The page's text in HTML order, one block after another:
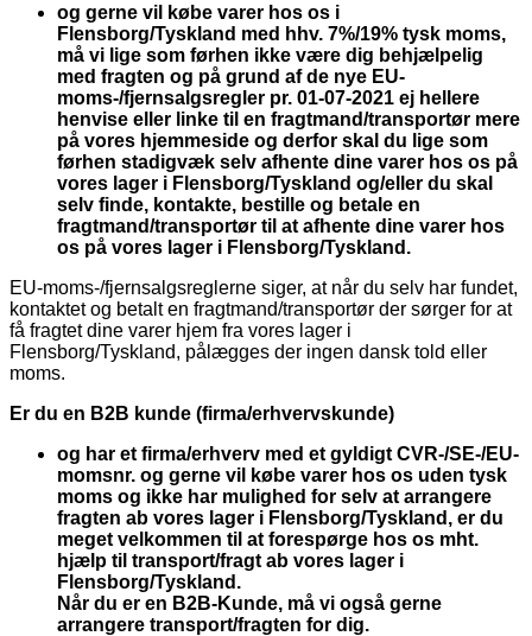
og gerne vil købe varer hos os i
Flensborg/Tyskland med hhv. 7%/19% tysk moms,
må vi lige som førhen ikke være dig behjælpelig
med fragten og på grund af de nye EU-
moms-/fjernsalgsregler pr. 01-07-2021 ej hellere
henvise eller linke til en fragtmand/transportør mere
på vores hjemmeside og derfor skal du lige som
førhen stadigvæk selv afhente dine varer hos os på
vores lager i Flensborg/Tyskland og/eller du skal
selv finde, kontakte, bestille og betale en
fragtmand/transportør til at afhente dine varer hos
os på vores lager i Flensborg/Tyskland.
EU-moms-/fjernsalgsreglerne siger, at når du selv har fundet,
kontaktet og betalt en fragtmand/transportør der sørger for at
få fragtet dine varer hjem fra vores lager i
Flensborg/Tyskland, pålægges der ingen dansk told eller
moms.
Er du en B2B kunde (firma/erhvervskunde)
og har et firma/erhverv med et gyldigt CVR-/SE-/EU-
momsnr. og gerne vil købe varer hos os uden tysk
moms og ikke har mulighed for selv at arrangere
fragten ab vores lager i Flensborg/Tyskland, er du
meget velkommen til at forespørge hos os mht.
hjælp til transport/fragt ab vores lager i
Flensborg/Tyskland.
Når du er en B2B-Kunde, må vi også gerne
arrangere transport/fragten for dig.